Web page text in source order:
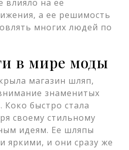
влияло на ее
а ее решимость
многих людей по
в мире моды
магазин шляп,
знаменитых
быстро стала
своему стильному
идеям. Ее шляпы
яркими, и они сразу же